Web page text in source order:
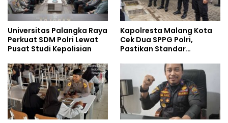
Universitas Palangka Raya
Perkuat SDM Polri Lewat
Pusat Studi Kepolisian
Kapolresta Malang Kota
Cek Dua SPPG Polri,
Pastikan Standar
Pengelolaan Limbah
Berjalan Optimal